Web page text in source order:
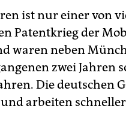
ist nur einer von
Patentkrieg der
waren neben
zwei Jahren
Die deutschen
arbeiten schneller